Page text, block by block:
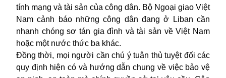
tính mạng và tài sản của công dân. Bộ Ngoại giao Việt
Nam cảnh báo những công dân đang ở Liban cần
nhanh chóng sơ tán gia đình và tài sản về Việt Nam
hoặc một nước thức ba khác.
Đồng thời, mọi người cần chú ý tuân thủ tuyệt đối các
quy định hiện có và hướng dẫn chung về việc bảo vệ